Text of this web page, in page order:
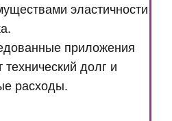
эластичности
приложения
долг и
расходы.